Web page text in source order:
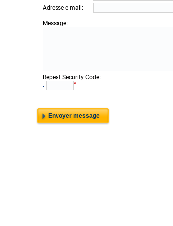
Adresse e-mail :
Message:
Repeat Security Code:
*